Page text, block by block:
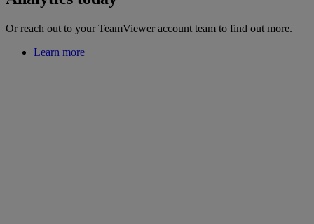
Or reach out to your TeamViewer account team to find out more.
Learn more